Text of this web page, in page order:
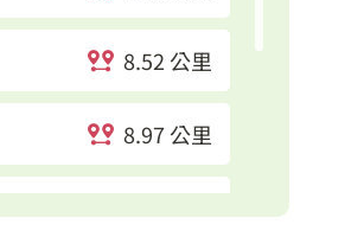
8.52 公里
8.97 公里